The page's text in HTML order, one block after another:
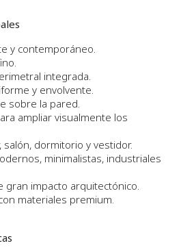
y contemporáneo.
integrada.
y envolvente.
sobre la pared.
ampliar visualmente los
dormitorio y vestidor.
minimalistas, industriales
gran impacto arquitectónico.
materiales premium.